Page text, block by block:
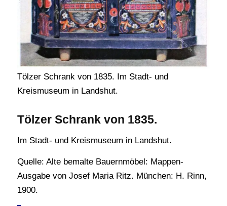
Tölzer Schrank von 1835. Im Stadt- und
Kreismuseum in Landshut.
Tölzer Schrank von 1835.
Im Stadt- und Kreismuseum in Landshut.
Quelle: Alte bemalte Bauernmöbel: Mappen-
Ausgabe von Josef Maria Ritz. München: H. Rinn,
1900.